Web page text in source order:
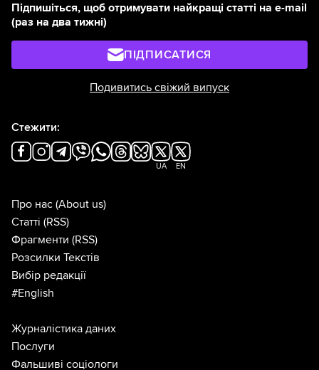
Підпишіться, щоб отримувати найкращі статті на e-mail
(раз на два тижні)
ПІДПИСАТИСЯ
Подивитись свіжий випуск
Стежити:
UA EN
Про нас (About us)
Статті (RSS)
Фрагменти (RSS)
Розсилки Текстів
Вибір редакції
#English
Журналістика даних
Послуги
Фальшиві соціологи